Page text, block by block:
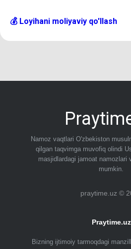
💰 Loyihani moliyaviy qo'llash
Namoz vaqtlari O'zbekiston
qilgan taqvimga muvofiq olindi
masjidlardagi jamoat namozlari
mumkin.
praytime.uz ©
Praytime.uz
Bizning ijtimoiy tarmoqdagi